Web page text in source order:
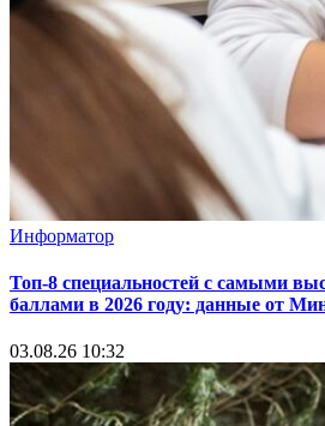
Информатор
Топ-8 специальностей с самыми
баллами в 2026 году: данные от
03.08.26 10:32